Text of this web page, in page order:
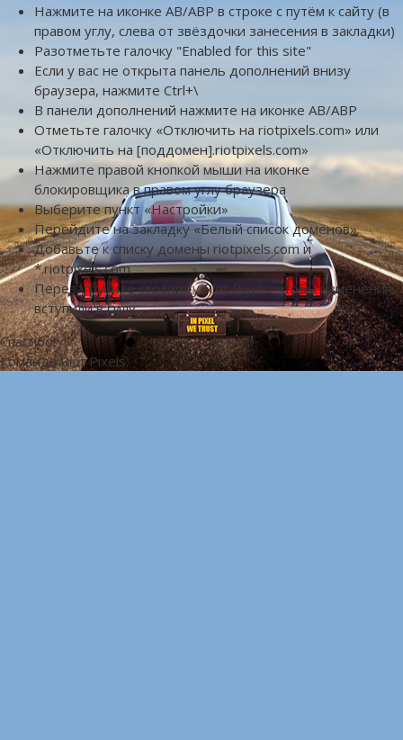
Нажмите на иконке AB/ABP в строке с путём к сайту (в
правом углу, слева от звёздочки занесения в закладки)
Разотметьте галочку "Enabled for this site"
Если у вас не открыта панель дополнений внизу
браузера, нажмите Ctrl+\
В панели дополнений нажмите на иконке AB/ABP
Отметьте галочку «Отключить на riotpixels.com» или
«Отключить на [поддомен].riotpixels.com»
Нажмите правой кнопкой мыши на иконке
блокировщика в правом углу браузера
Выберите пункт «Настройки»
Перейдите на закладку «Белый список доменов»
Добавьте к списку домены riotpixels.com и
*.riotpixels.com
Перезагрузите страницу Riot Pixels, чтобы изменения
вступили в силу
Спасибо!
Команда Riot Pixels.